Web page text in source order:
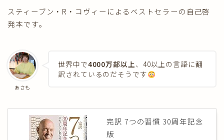
スティーブン・R・コヴィーによるベストセラーの自己啓
発本です。
あさも
世界中で4000万部以上、40以上の言語に翻
訳されているのだそうです
完訳 7つの習慣 30周年記念
版